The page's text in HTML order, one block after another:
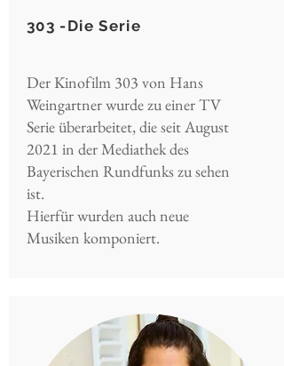
303 -Die Serie
Der Kinofilm 303 von Hans
Weingartner wurde zu einer TV
Serie überarbeitet, die seit August
2021 in der Mediathek des
Bayerischen Rundfunks zu sehen
ist.
Hierfür wurden auch neue
Musiken komponiert.